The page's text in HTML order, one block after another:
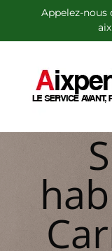
au
contenu
Appelez-nous